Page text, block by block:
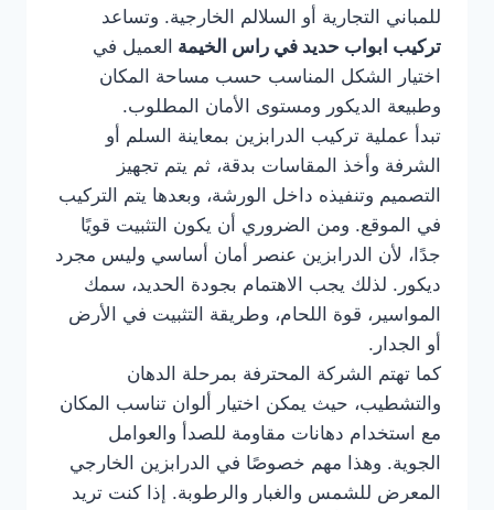
للمباني التجارية أو السلالم الخارجية. وتساعد
تركيب ابواب حديد في راس الخيمة العميل في
اختيار الشكل المناسب حسب مساحة المكان
وطبيعة الديكور ومستوى الأمان المطلوب.
تبدأ عملية تركيب الدرابزين بمعاينة السلم أو
الشرفة وأخذ المقاسات بدقة، ثم يتم تجهيز
التصميم وتنفيذه داخل الورشة، وبعدها يتم التركيب
في الموقع. ومن الضروري أن يكون التثبيت قويًا
جدًا، لأن الدرابزين عنصر أمان أساسي وليس مجرد
ديكور. لذلك يجب الاهتمام بجودة الحديد، سمك
المواسير، قوة اللحام، وطريقة التثبيت في الأرض
أو الجدار.
كما تهتم الشركة المحترفة بمرحلة الدهان
والتشطيب، حيث يمكن اختيار ألوان تناسب المكان
مع استخدام دهانات مقاومة للصدأ والعوامل
الجوية. وهذا مهم خصوصًا في الدرابزين الخارجي
المعرض للشمس والغبار والرطوبة. إذا كنت تريد